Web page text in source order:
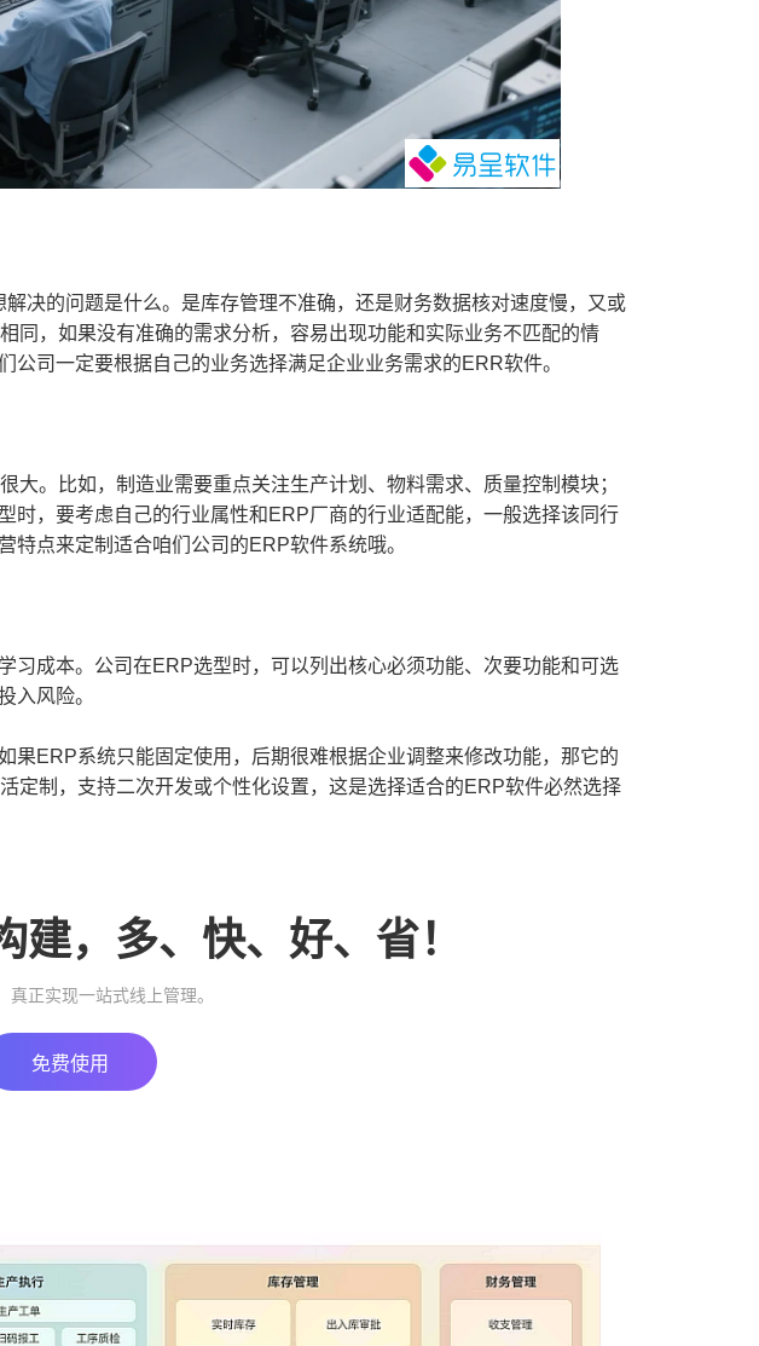
的问题是什么。是库存管理不准确，还是财务数据核对速度慢，又或
同，如果没有准确的需求分析，容易出现功能和实际业务不匹配的情
司一定要根据自己的业务选择满足企业业务需求的ERR软件。
。比如，制造业需要重点关注生产计划、物料需求、质量控制模块；
时，要考虑自己的行业属性和ERP厂商的行业适配能，一般选择该同行
特点来定制适合咱们公司的ERP软件系统哦。
成本。公司在ERP选型时，可以列出核心必须功能、次要功能和可选
入风险。
ERP系统只能固定使用，后期很难根据企业调整来修改功能，那它的
定制，支持二次开发或个性化设置，这是选择适合的ERP软件必然选择
建，多、快、好、省！
真正实现一站式线上管理。
免费使用